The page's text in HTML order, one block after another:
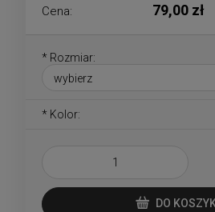
Cena: 79,00 zł
* Rozmiar:
* Kolor:
DO